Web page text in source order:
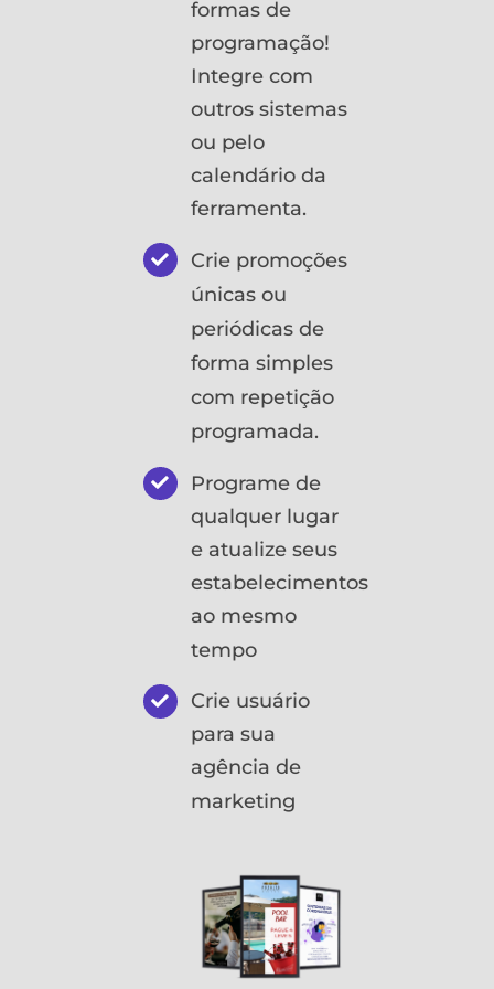
formas de
programação!
Integre com
outros sistemas
ou pelo
calendário da
ferramenta.
Crie promoções
únicas ou
periódicas de
forma simples
com repetição
programada.
Programe de
qualquer lugar
e atualize seus
estabelecimentos
ao mesmo
tempo
Crie usuário
para sua
agência de
marketing